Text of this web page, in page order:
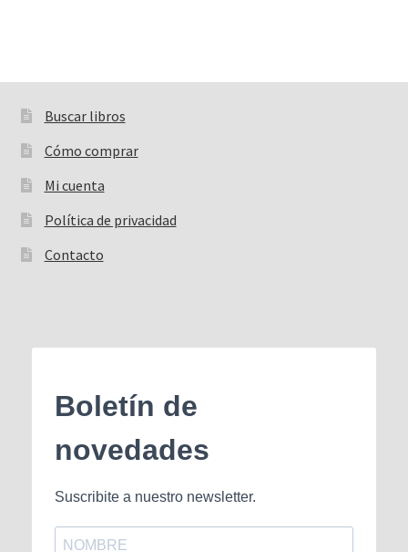
Buscar libros
Buscar:
Cómo comprar
Mi cuenta
Política de privacidad
Contacto
Boletín de
novedades
Suscribite a nuestro newsletter.